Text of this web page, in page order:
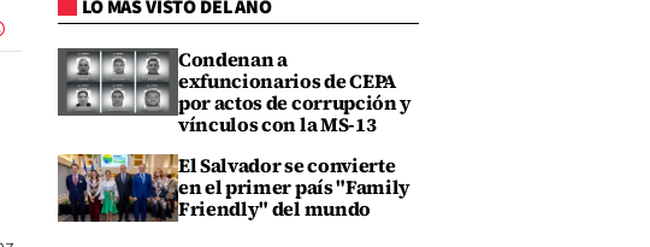
LO MÁS VISTO DEL AÑO
Condenan a
exfuncionarios de CEPA
por actos de corrupción y
vínculos con la MS-13
El Salvador se convierte
en el primer país "Family
Friendly" del mundo